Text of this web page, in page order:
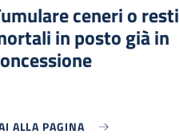
ceneri o resti
in posto già in
ALLA PAGINA